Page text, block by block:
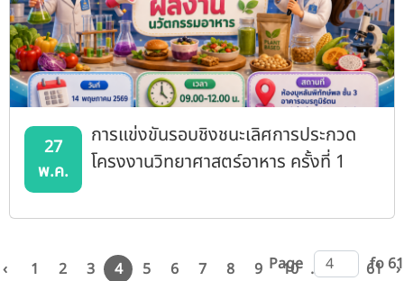
27
พ.ค.
การแข่งขันรอบชิงชนะเลิศการประกวด
โครงงานวิทยาศาสตร์อาหาร ครั้งที่ 1
‹ 1 2 3 4 5 6 7 8 9 10 ... 61 ›
Page fo 61